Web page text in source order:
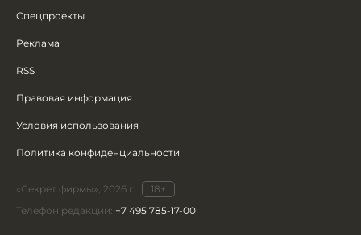
Спецпроекты
Реклама
RSS
Правовая информация
Условия использования
Политика конфиденциальности
«Секрет фирмы», 2026 г.
18+
Телефон редакции: +7 495 785-17-00